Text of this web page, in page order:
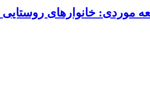
موردی: خانوارهای